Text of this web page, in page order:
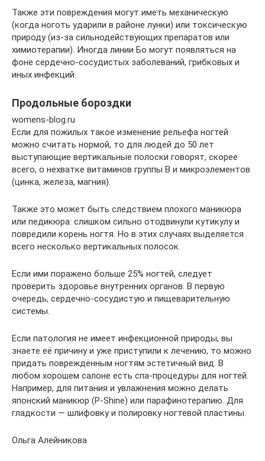
Также эти повреждения могут иметь механическую
(когда ноготь ударили в районе лунки) или токсическую
природу (из-за сильнодействующих препаратов или
химиотерапии). Иногда линии Бо могут появляться на
фоне сердечно-сосудистых заболеваний, грибковых и
иных инфекций.
Продольные бороздки
womens-blog.ru
Если для пожилых такое изменение рельефа ногтей
можно считать нормой, то для людей до 50 лет
выступающие вертикальные полоски говорят, скорее
всего, о нехватке витаминов группы В и микроэлементов
(цинка, железа, магния).
Также это может быть следствием плохого маникюра
или педикюра: слишком сильно отодвинули кутикулу и
повредили корень ногтя. Но в этих случаях выделяется
всего несколько вертикальных полосок.
Если ими поражено больше 25% ногтей, следует
проверить здоровье внутренних органов. В первую
очередь, сердечно-сосудистую и пищеварительную
системы.
Если патология не имеет инфекционной природы, вы
знаете её причину и уже приступили к лечению, то можно
придать повреждённым ногтям эстетичный вид. В
любом хорошем салоне есть спа-процедуры для ногтей.
Например, для питания и увлажнения можно делать
японский маникюр (P-Shine) или парафинотерапию. Для
гладкости — шлифовку и полировку ногтевой пластины.
Ольга Алейникова